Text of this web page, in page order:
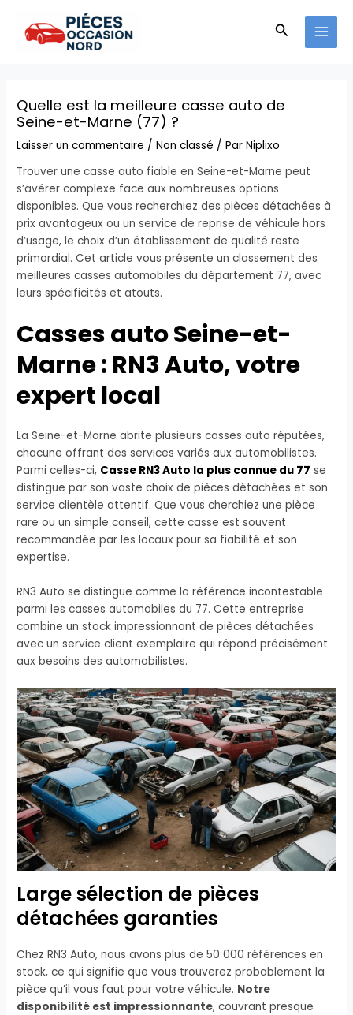
contenu
Quelle est la meilleure casse auto de
Seine-et-Marne (77) ?
Laisser un commentaire /Non classé / ParNiplixo
Trouver une casse auto fiable en Seine-et-Marne peut
s’avérer complexe face aux nombreuses options
disponibles. Que vous recherchiez des pièces détachées à
prix avantageux ou un service de reprise de véhicule hors
d’usage, le choix d’un établissement de qualité reste
primordial. Cet article vous présente un classement des
meilleures casses automobiles du département 77, avec
leurs spécificités et atouts.
Casses auto Seine-et-
Marne : RN3 Auto, votre
expert local
La Seine-et-Marne abrite plusieurs casses auto réputées,
chacune offrant des services variés aux automobilistes.
Parmi celles-ci, Casse RN3 Auto la plus connue du 77 se
distingue par son vaste choix de pièces détachées et son
service clientèle attentif. Que vous cherchiez une pièce
rare ou un simple conseil, cette casse est souvent
recommandée par les locaux pour sa fiabilité et son
expertise.
RN3 Auto se distingue comme la référence incontestable
parmi les casses automobiles du 77. Cette entreprise
combine un stock impressionnant de pièces détachées
avec un service client exemplaire qui répond précisément
aux besoins des automobilistes.
Large sélection de pièces
détachées garanties
Chez RN3 Auto, nous avons plus de 50 000 références en
stock, ce qui signifie que vous trouverez probablement la
pièce qu’il vous faut pour votre véhicule. Notre
disponibilité est impressionnante, couvrant presque